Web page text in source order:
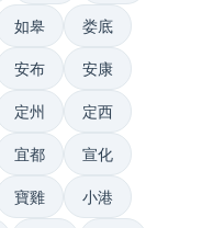
如皋 娄底
安布 安康
定州 定西
宜都 宣化
寶雞 小港